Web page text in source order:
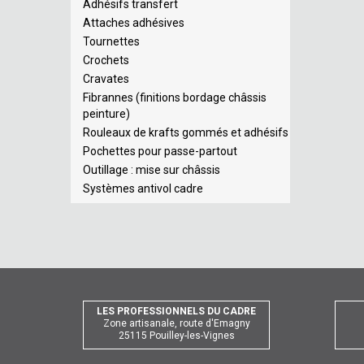
Adhésifs transfert
Attaches adhésives
Tournettes
Crochets
Cravates
Fibrannes (finitions bordage châssis
peinture)
Rouleaux de krafts gommés et adhésifs
Pochettes pour passe-partout
Outillage : mise sur châssis
Systèmes antivol cadre
LES PROFESSIONNELS DU CADRE
Zone artisanale, route d'Emagny
25115 Pouilley-les-Vignes